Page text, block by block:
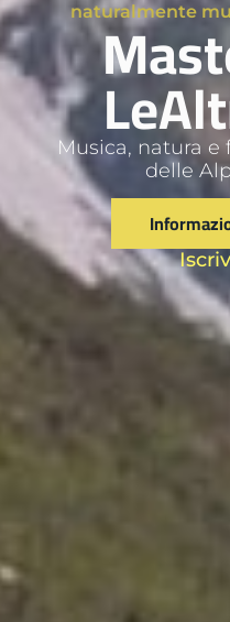
naturalmente
Musica, natura
delle